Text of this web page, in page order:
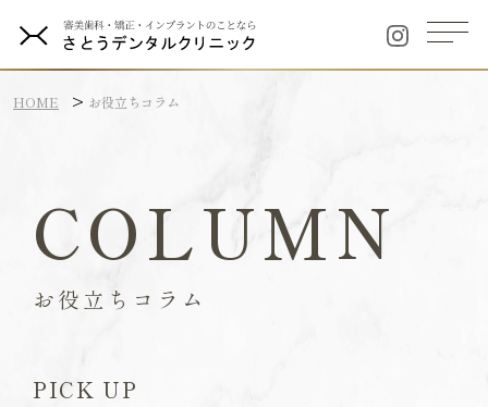
HOME お役立ちコラム
COLUMN
お役立ちコラム
PICK UP